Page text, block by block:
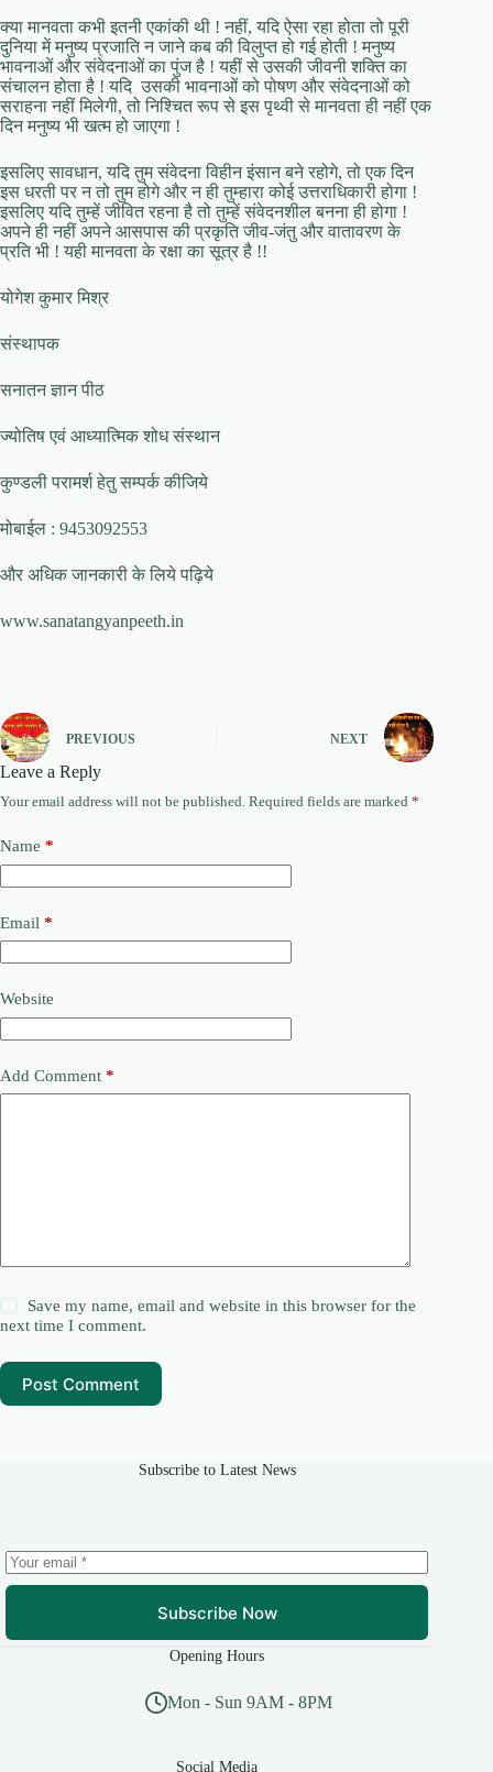
क्या मानवता कभी इतनी एकांकी थी ! नहीं, यदि ऐसा रहा होता तो पूरी
दुनिया में मनुष्य प्रजाति न जाने कब की विलुप्त हो गई होती ! मनुष्य
भावनाओं और संवेदनाओं का पुंज है ! यहीं से उसकी जीवनी शक्ति का
संचालन होता है ! यदि उसकी भावनाओं को पोषण और संवेदनाओं को
सराहना नहीं मिलेगी, तो निश्चित रूप से इस पृथ्वी से मानवता ही नहीं एक
दिन मनुष्य भी खत्म हो जाएगा !
इसलिए सावधान, यदि तुम संवेदना विहीन इंसान बने रहोगे, तो एक दिन
इस धरती पर न तो तुम होगे और न ही तुम्हारा कोई उत्तराधिकारी होगा !
इसलिए यदि तुम्हें जीवित रहना है तो तुम्हें संवेदनशील बनना ही होगा !
अपने ही नहीं अपने आसपास की प्रकृति जीव-जंतु और वातावरण के
प्रति भी ! यही मानवता के रक्षा का सूत्र है !!
योगेश कुमार मिश्र
संस्थापक
सनातन ज्ञान पीठ
ज्योतिष एवं आध्यात्मिक शोध संस्थान
कुण्डली परामर्श हेतु सम्पर्क कीजिये
मोबाईल : 9453092553
और अधिक जानकारी के लिये पढ़िये
www.sanatangyanpeeth.in
PREVIOUS NEXT
Leave a Reply
Your email address will not be published. Required fields are marked *
Name *
Email *
Website
Add Comment *
Save my name, email and website in this browser for the
next time I comment.
Post Comment
Subscribe to Latest News
Subscribe Now
Opening Hours
Mon - Sun 9AM - 8PM
Social Media